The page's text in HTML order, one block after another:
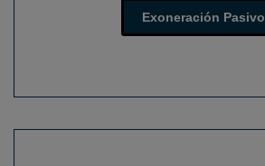
Exoneración Pasivo